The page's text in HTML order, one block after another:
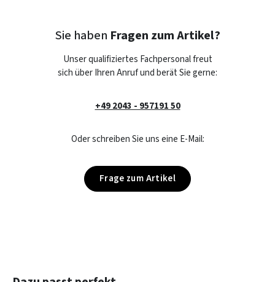
Sie haben Fragen zum Artikel?
Unser qualifiziertes Fachpersonal freut
sich über Ihren Anruf und berät Sie gerne:
+49 2043 - 957191 50
Oder schreiben Sie uns eine E-Mail:
Frage zum Artikel
Produktgalerie überspringen